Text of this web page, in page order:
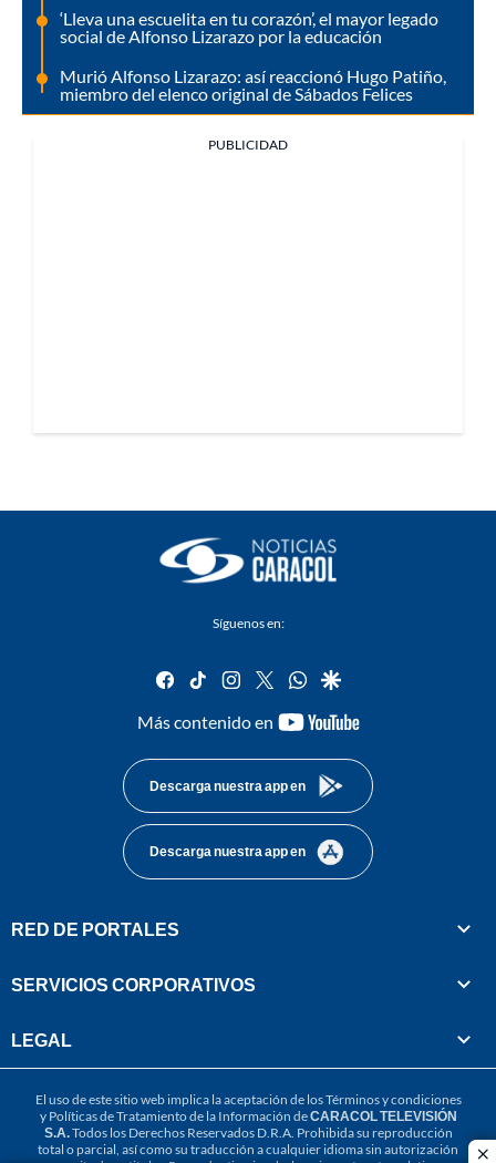
‘Lleva una escuelita en tu corazón’, el mayor legado
social de Alfonso Lizarazo por la educación
Murió Alfonso Lizarazo: así reaccionó Hugo Patiño,
miembro del elenco original de Sábados Felices
PUBLICIDAD
Síguenos en:
facebook
tiktok instagram
twitterwhatsapp
google
Más contenido en
youtube-
Descarga nuestra app en
Descarga nuestra app en
RED DE PORTALES
SERVICIOS CORPORATIVOS
LEGAL
El uso de este sitio web implica la aceptación de losTérminos y condiciones
y Políticas de Tratamiento de la Información deCARACOL TELEVISIÓN
S.A.Todos los Derechos Reservados D.R.A. Prohibida su reproducción
total o parcial, así como su traducción a cualquier idioma sin autorización